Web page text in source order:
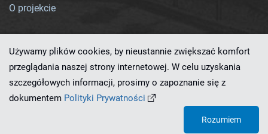
O projekcie
Ten serwis działa dzięki oprogramowaniu
Używamy plików cookies, by nieustannie zwiększać komfort
przeglądania naszej strony internetowej. W celu uzyskania
szczegółowych informacji, prosimy o zapoznanie się z
dokumentem Polityki Prywatności
Rozumiem